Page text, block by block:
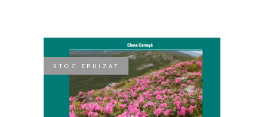
STOC EPUIZAT